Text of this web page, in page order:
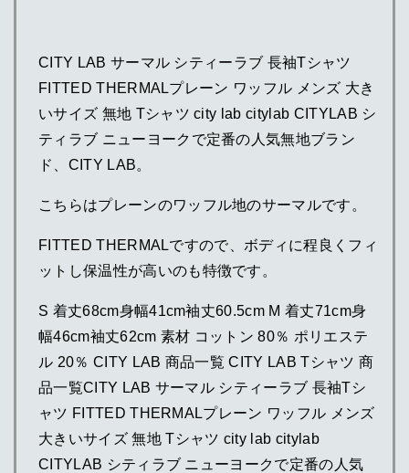
CITY LAB サーマル シティーラブ 長袖Tシャツ
FITTED THERMALプレーン ワッフル メンズ 大き
いサイズ 無地 Tシャツ city lab citylab CITYLAB シ
ティラブ ニューヨークで定番の人気無地ブラン
ド、CITY LAB。
こちらはプレーンのワッフル地のサーマルです。
FITTED THERMALですので、ボディに程良くフィ
ットし保温性が高いのも特徴です。
S 着丈68cm身幅41cm袖丈60.5cm M 着丈71cm身
幅46cm袖丈62cm 素材 コットン 80％ ポリエステ
ル 20％ CITY LAB 商品一覧 CITY LAB Tシャツ 商
品一覧CITY LAB サーマル シティーラブ 長袖Tシ
ャツ FITTED THERMALプレーン ワッフル メンズ
大きいサイズ 無地 Tシャツ city lab citylab
CITYLAB シティラブ ニューヨークで定番の人気